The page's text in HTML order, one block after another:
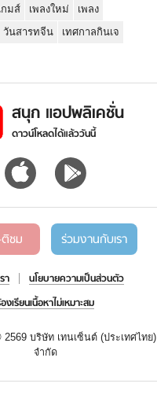
กมส์ เพลงใหม่
เพลง
วันสารทจีน
เทศกาลกินเจ
สนุก แอปพลิเคชั่น
ดาวน์โหลดได้แล้ววันนี้
ติชม ร่วมงานกับเรา
า
นโยบายความเป็นส่วนตัว
งเรียนเนื้อหาไม่เหมาะสม
2569 บริษัท เทนเซ็นต์ (ประเทศไทย)
จำกัด